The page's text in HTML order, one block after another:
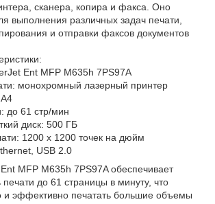
сканера, копира и факса. Оно
выполнения различных задач печати,
и отправки факсов документов
Ent MFP M635h 7PS97A
монохромный лазерный принтер
до 61 стр/мин
диск: 500 ГБ
1200 x 1200 точек на дюйм
USB 2.0
MFP M635h 7PS97A обеспечивает
печати до 61 страницы в минуту, что
и эффективно печатать большие объемы